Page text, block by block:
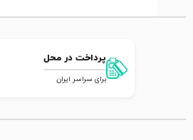
پرداخت در محل
برای سراسر ایران